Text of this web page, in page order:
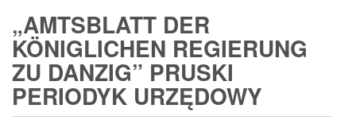
„AMTSBLATT DER
KÖNIGLICHEN REGIERUNG
ZU DANZIG” PRUSKI
PERIODYK URZĘDOWY